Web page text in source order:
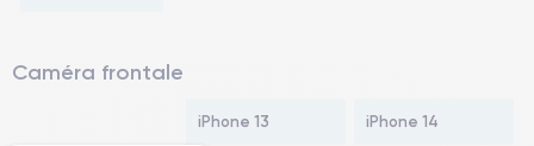
Caméra frontale
iPhone 13 iPhone 14